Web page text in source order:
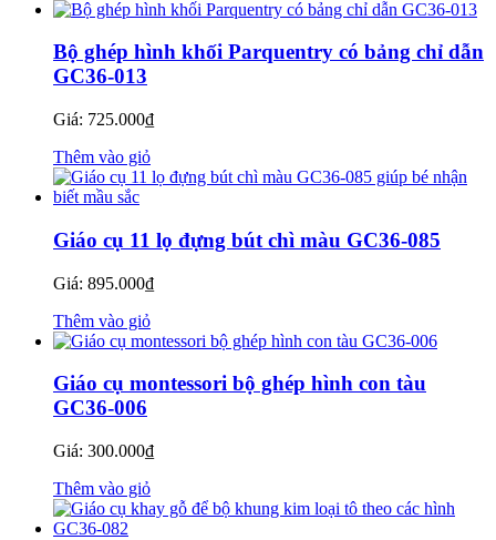
Bộ ghép hình khối Parquentry có bảng chỉ dẫn
GC36-013
Giá: 725.000₫
Thêm vào giỏ
Giáo cụ 11 lọ đựng bút chì màu GC36-085
Giá: 895.000₫
Thêm vào giỏ
Giáo cụ montessori bộ ghép hình con tàu
GC36-006
Giá: 300.000₫
Thêm vào giỏ